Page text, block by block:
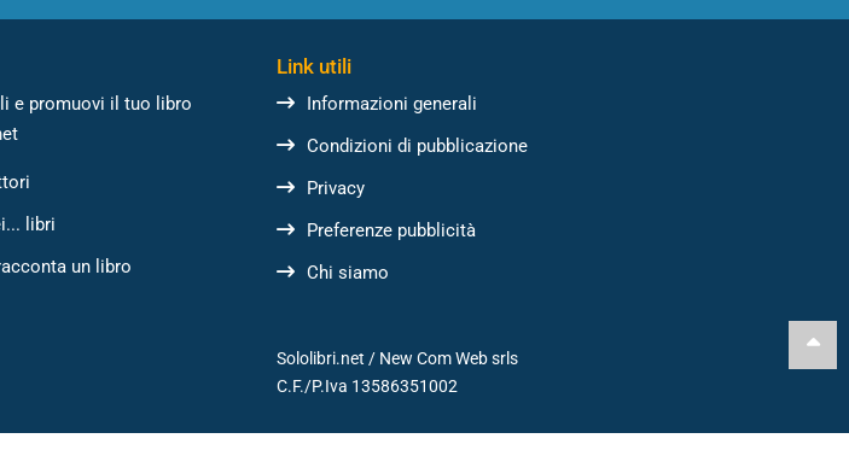
e promuovi il tuo libro
libri
un libro
Link utili
Informazioni generali
Condizioni di pubblicazione
Privacy
Preferenze pubblicità
Chi siamo
Sololibri.net / New Com Web srls
C.F./P.Iva 13586351002